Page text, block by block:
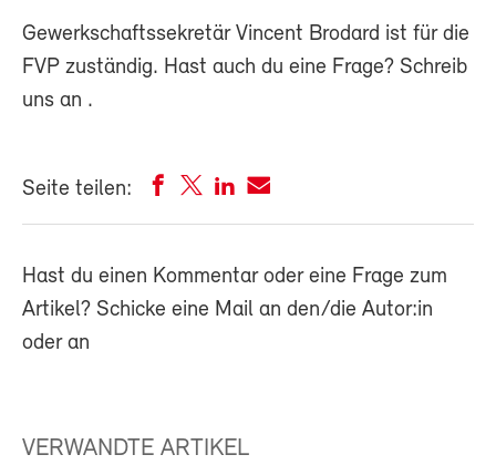
Gewerkschaftssekretär Vincent Brodard ist für die
FVP zuständig. Hast auch du eine Frage? Schreib
uns an .
Seite teilen:
Hast du einen Kommentar oder eine Frage zum
Artikel? Schicke eine Mail an den/die Autor:in
oder an
VERWANDTE ARTIKEL